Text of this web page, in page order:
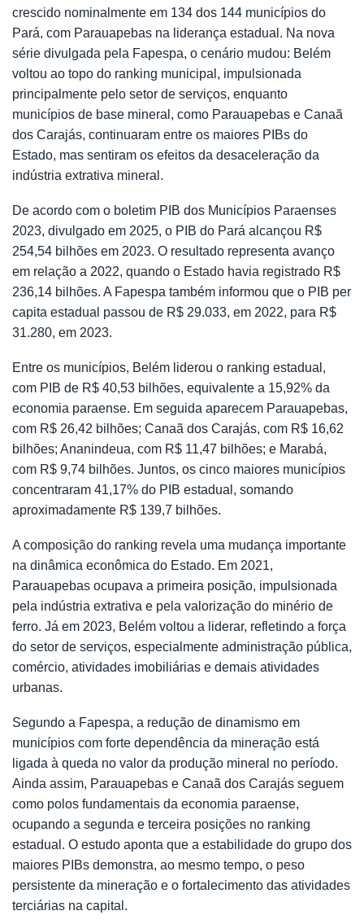
crescido nominalmente em 134 dos 144 municípios do
Pará, com Parauapebas na liderança estadual. Na nova
série divulgada pela Fapespa, o cenário mudou: Belém
voltou ao topo do ranking municipal, impulsionada
principalmente pelo setor de serviços, enquanto
municípios de base mineral, como Parauapebas e Canaã
dos Carajás, continuaram entre os maiores PIBs do
Estado, mas sentiram os efeitos da desaceleração da
indústria extrativa mineral.
De acordo com o boletim PIB dos Municípios Paraenses
2023, divulgado em 2025, o PIB do Pará alcançou R$
254,54 bilhões em 2023. O resultado representa avanço
em relação a 2022, quando o Estado havia registrado R$
236,14 bilhões. A Fapespa também informou que o PIB per
capita estadual passou de R$ 29.033, em 2022, para R$
31.280, em 2023.
Entre os municípios, Belém liderou o ranking estadual,
com PIB de R$ 40,53 bilhões, equivalente a 15,92% da
economia paraense. Em seguida aparecem Parauapebas,
com R$ 26,42 bilhões; Canaã dos Carajás, com R$ 16,62
bilhões; Ananindeua, com R$ 11,47 bilhões; e Marabá,
com R$ 9,74 bilhões. Juntos, os cinco maiores municípios
concentraram 41,17% do PIB estadual, somando
aproximadamente R$ 139,7 bilhões.
A composição do ranking revela uma mudança importante
na dinâmica econômica do Estado. Em 2021,
Parauapebas ocupava a primeira posição, impulsionada
pela indústria extrativa e pela valorização do minério de
ferro. Já em 2023, Belém voltou a liderar, refletindo a força
do setor de serviços, especialmente administração pública,
comércio, atividades imobiliárias e demais atividades
urbanas.
Segundo a Fapespa, a redução de dinamismo em
municípios com forte dependência da mineração está
ligada à queda no valor da produção mineral no período.
Ainda assim, Parauapebas e Canaã dos Carajás seguem
como polos fundamentais da economia paraense,
ocupando a segunda e terceira posições no ranking
estadual. O estudo aponta que a estabilidade do grupo dos
maiores PIBs demonstra, ao mesmo tempo, o peso
persistente da mineração e o fortalecimento das atividades
terciárias na capital.